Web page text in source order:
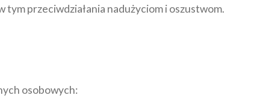
przeciwdziałania nadużyciom i oszustwom.
osobowych: